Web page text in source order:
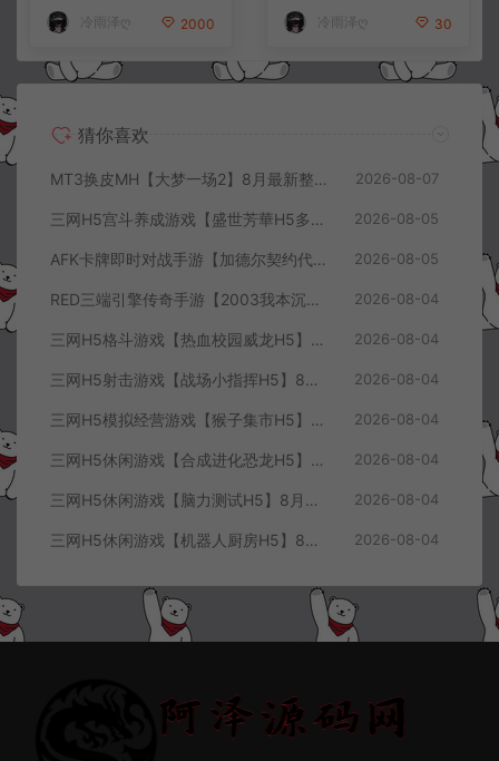
+详细搭建教程+视频教程
冷雨泽ღ 2000 冷雨泽ღ 30
猜你喜欢
MT3换皮MH【大梦一场2】8月最新整理Linux手工服务端+源码+管理后台+安卓苹果双端+详细搭建教程+视频教程 2026-08-07
三网H5宫斗养成游戏【盛世芳華H5多区跨服代金券内购优化版】8月最新整理Linux手工服务端+CDK授权后台+全资源安卓+详细搭建教程+视频教程 2026-08-05
AFK卡牌即时对战手游【加德尔契约代金券内购修复版】8月最新整理Linux手工服务端+前后端全套源码+CDK授权后台+安卓苹果双端+详细搭建教程+视频教程 2026-08-05
RED三端引擎传奇手游【2003我本沉默三职业】8月最新整理Win一键服务端+PC安卓+详细搭建教程 2026-08-04
三网H5格斗游戏【热血校园威龙H5】8月最新整理Linux手工服务端+Win一键服务端+解压即玩+简易安卓客户端+详细搭建教程 2026-08-04
三网H5射击游戏【战场小指挥H5】8月最新整理Linux手工服务端+Win一键服务端+解压即玩+简易安卓客户端+详细搭建教程 2026-08-04
三网H5模拟经营游戏【猴子集市H5】8月最新整理Linux手工服务端+Win一键服务端+解压即玩+简易安卓客户端+详细搭建教程 2026-08-04
三网H5休闲游戏【合成进化恐龙H5】8月最新整理Linux手工服务端+Win一键服务端+解压即玩+简易安卓客户端+详细搭建教程 2026-08-04
三网H5休闲游戏【脑力测试H5】8月最新整理Linux手工服务端+Win一键服务端+解压即玩+简易安卓客户端+详细搭建教程 2026-08-04
三网H5休闲游戏【机器人厨房H5】8月最新整理Linux手工服务端+Win一键服务端+解压即玩+简易安卓客户端+详细搭建教程 2026-08-04